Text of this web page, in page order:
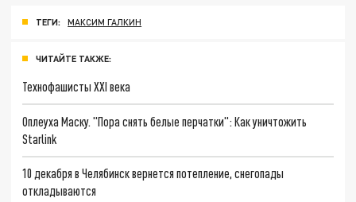
ТЕГИ: МАКСИМ ГАЛКИН
ЧИТАЙТЕ ТАКЖЕ:
Технофашисты XXI века
Оплеуха Маску. "Пора снять белые перчатки": Как уничтожить
Starlink
10 декабря в Челябинск вернется потепление, снегопады
откладываются